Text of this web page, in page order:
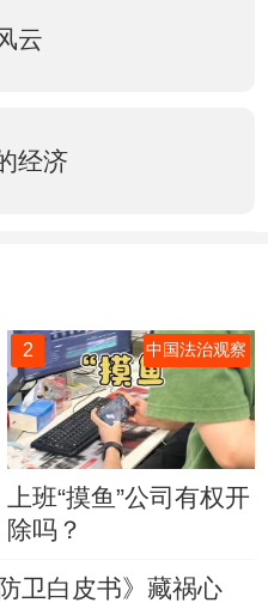
云
经济
2 中国法治观察
上班“摸鱼”公司有权开
除吗？
卫白皮书》藏祸心